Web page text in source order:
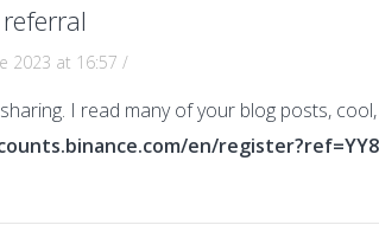
2023 at 16:57 /
I read many of your blog posts,
en/